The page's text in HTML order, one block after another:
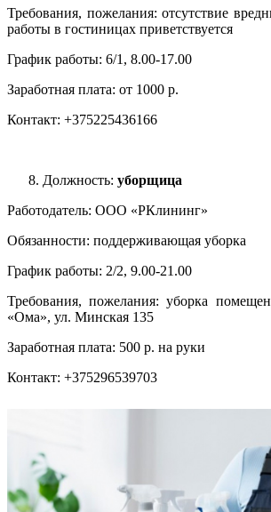
Требования, пожелания: отсутствие
работы в гостиницах приветствуется
График работы: 6/1, 8.00-17.00
Заработная плата: от 1000 р.
Контакт: +375225436166
Должность: уборщица
Работодатель: ООО «РКлининг»
Обязанности: поддерживающая уборка
График работы: 2/2, 9.00-21.00
Требования, пожелания: уборка
«Ома», ул. Минская 135
Заработная плата: 500 р. на руки
Контакт: +375296539703